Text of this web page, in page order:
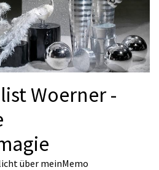
Woerner -
über meinMemo